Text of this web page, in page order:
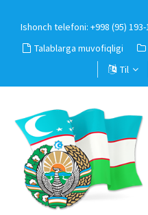
Ishonch telefoni: +998 (95) 193-
Talablarga muvofiqligi
Til